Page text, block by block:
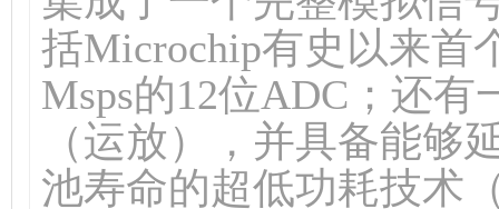
括Microchip有史以来首
Msps的12位ADC；还
（运放），并具备能够
池寿命的超低功耗技术